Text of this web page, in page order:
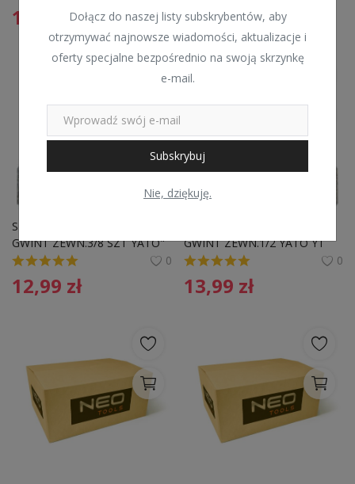
Dołącz do naszej listy subskrybentów, aby
otrzymywać najnowsze wiadomości, aktualizacje i
oferty specjalne bezpośrednio na swoją skrzynkę
e-mail.
Subskrybuj
Nie, dziękuję.
13,99 zł 111,00zł
SZYBKOZLACZE GNIAZDO D
GWINT ZEWN.3/8 SZT YATO"
0
12,99 zł
GWINT ZEWN.1/2 YATO YT
2392
0
13,99 zł